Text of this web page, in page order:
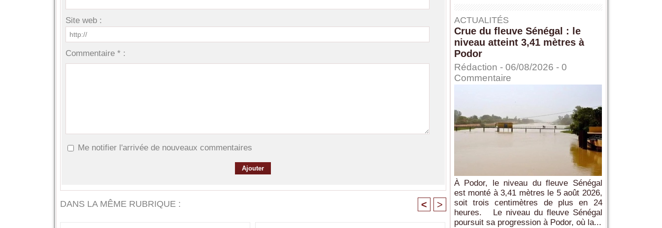
Site web :
Commentaire * :
Me notifier l'arrivée de nouveaux commentaires
DANS LA MÊME RUBRIQUE : < >
ACTUALITÉS
Crue du fleuve Sénégal : le
niveau atteint 3,41 mètres à
Podor
Rédaction - 06/08/2026 - 0
Commentaire
À Podor, le niveau du fleuve Sénégal
est monté à 3,41 mètres le 5 août 2026,
soit trois centimètres de plus en 24
heures. Le niveau du fleuve Sénégal
poursuit sa progression à Podor, où la...